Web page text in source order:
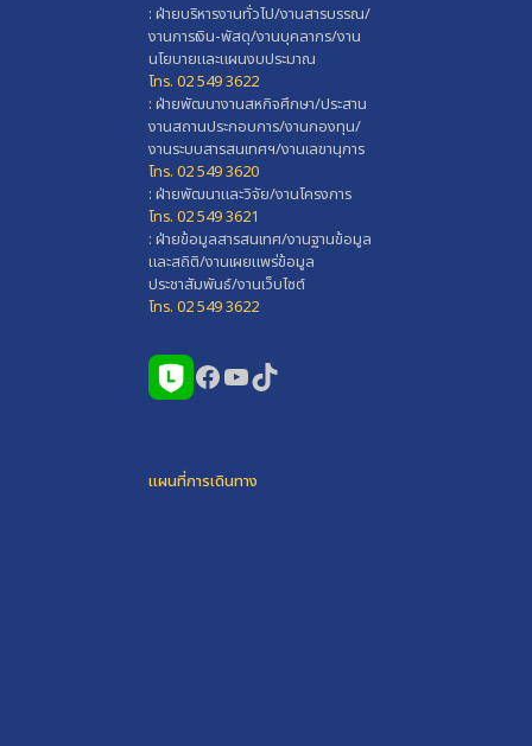
: ฝ่ายบริหารงานทั่วไป/งานสารบรรณ/
งานการเงิน-พัสดุ/งานบุคลากร/งาน
นโยบายและแผนงบประมาณ
โทร. 02 549 3622
: ฝ่ายพัฒนางานสหกิจศึกษา/ประสาน
งานสถานประกอบการ/งานกองทุน/
งานระบบสารสนเทศฯ/งานเลขานุการ
โทร. 02 549 3620
: ฝ่ายพัฒนาและวิจัย/งานโครงการ
โทร. 02 549 3621
: ฝ่ายข้อมูลสารสนเทศ/งานฐานข้อมูล
และสถิติ/งานเผยแพร่ข้อมูล
ประชาสัมพันธ์/งานเว็บไซต์
โทร. 02 549 3622
Facebook
YouTube
TikTok
แผนที่การเดินทาง